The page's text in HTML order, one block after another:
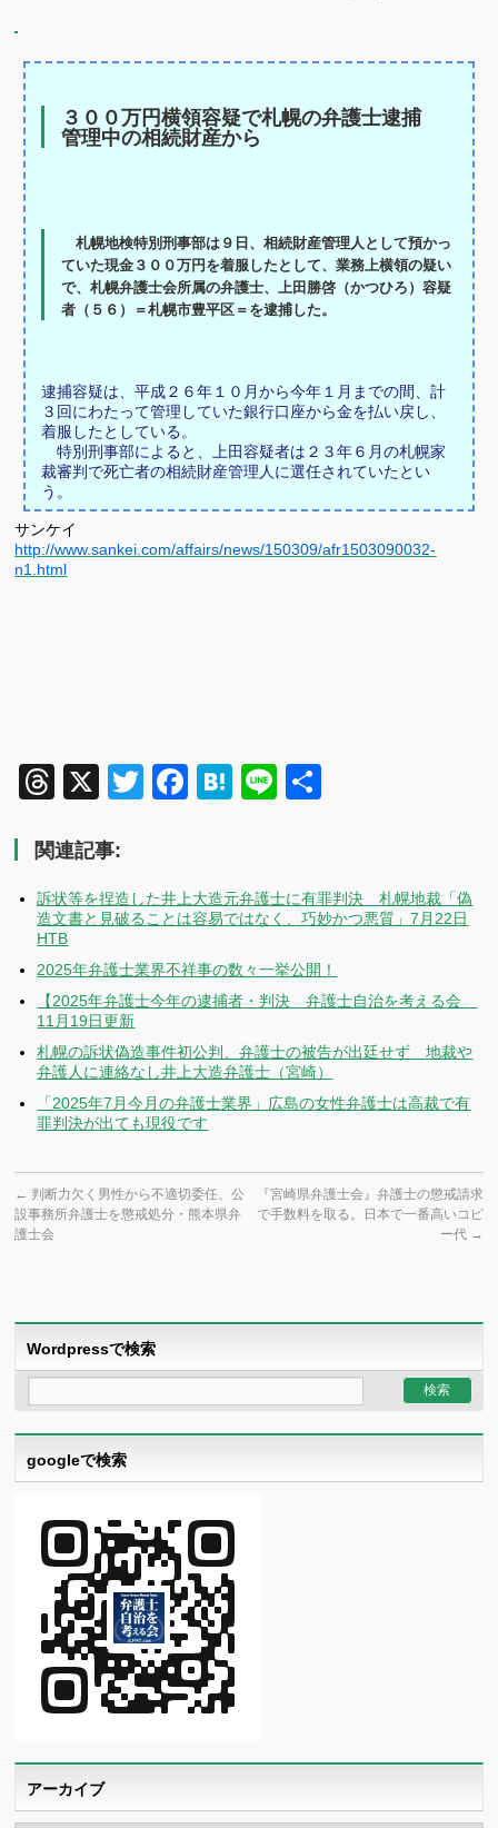
３００万円横領容疑で札幌の弁護士逮捕
管理中の相続財産から
札幌地検特別刑事部は９日、相続財産管理人として預かっ
ていた現金３００万円を着服したとして、業務上横領の疑い
で、札幌弁護士会所属の弁護士、
上田勝啓（かつひろ）容疑
者（５６）＝札幌市豊平区＝を逮捕した。
逮捕容疑は、平成２６年１０月から今年１月までの間、計
３回にわたって管理していた銀行口座から金を払い戻し、
着服したとしている。
特別刑事部によると、上田容疑者は２３年６月の札幌家
裁審判で死亡者の相続財産管理人に選任されていたとい
う。
サンケイ
http://www.sankei.com/affairs/news/150309/afr1503090032-
n1.html
Threads
X TwitterFacebook
Hatena
Line
関連記事:
訴状等を捏造した井上大造元弁護士に有罪判決 札幌地裁「偽
造文書と見破ることは容易ではなく、巧妙かつ悪質」7月22日
HTB
2025年弁護士業界不祥事の数々一挙公開！
【2025年弁護士今年の逮捕者・判決 弁護士自治を考える会
11月19日更新
札幌の訴状偽造事件初公判、弁護士の被告が出廷せず 地裁や
弁護人に連絡なし井上大造弁護士（宮崎）
「2025年7月今月の弁護士業界」広島の女性弁護士は高裁で有
罪判決が出ても現役です
← 判断力欠く男性から不適切委任、公
設事務所弁護士を懲戒処分・熊本県弁
護士会
『宮崎県弁護士会』弁護士の懲戒請求
で手数料を取る。日本で一番高いコピ
ー代 →
Wordpressで検索
googleで検索
アーカイブ
ア